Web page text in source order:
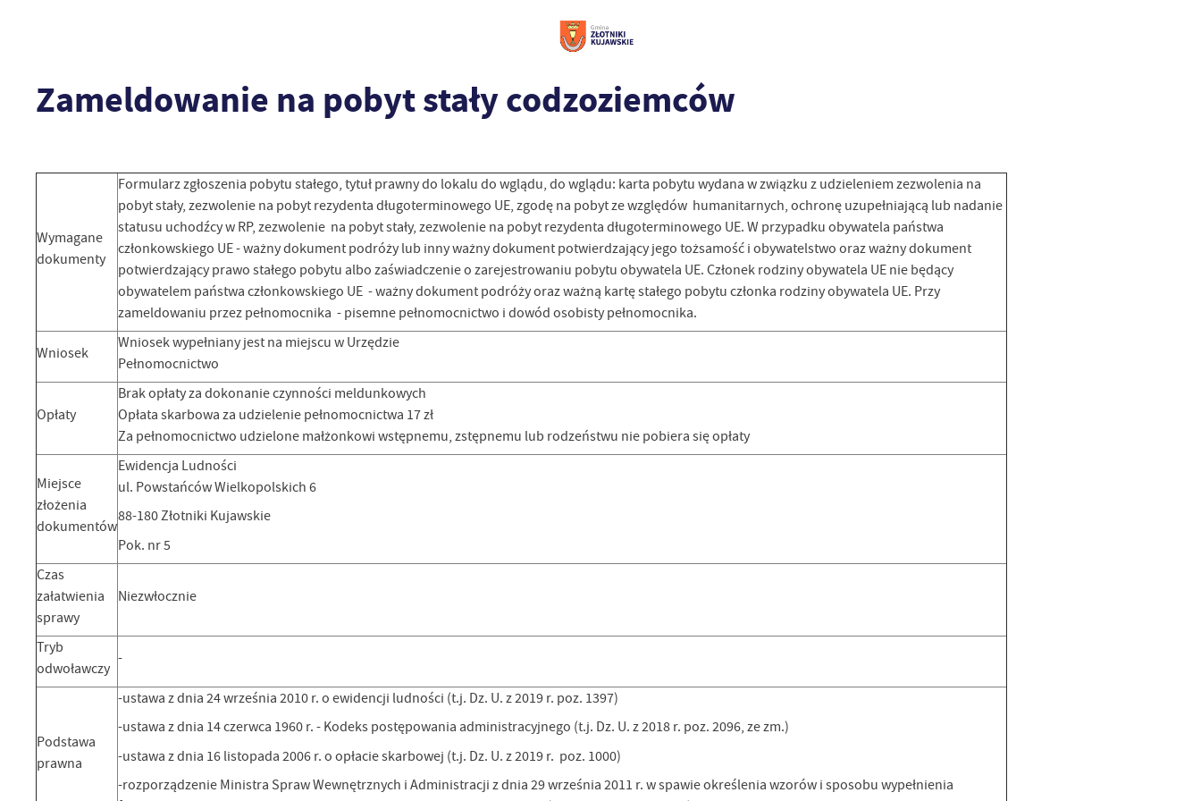
Zameldowanie na pobyt stały codzoziemców
Wymagane
dokumenty
Formularz zgłoszenia pobytu stałego, tytuł prawny do lokalu do wglądu, do wglądu: karta pobytu wydana w związku z udzieleniem zezwolenia na
pobyt stały, zezwolenie na pobyt rezydenta długoterminowego UE, zgodę na pobyt ze względów humanitarnych, ochronę uzupełniającą lub nadanie
statusu uchodźcy w RP, zezwolenie na pobyt stały, zezwolenie na pobyt rezydenta długoterminowego UE. W przypadku obywatela państwa
członkowskiego UE - ważny dokument podróży lub inny ważny dokument potwierdzający jego tożsamość i obywatelstwo oraz ważny dokument
potwierdzający prawo stałego pobytu albo zaświadczenie o zarejestrowaniu pobytu obywatela UE. Członek rodziny obywatela UE nie będący
obywatelem państwa członkowskiego UE - ważny dokument podróży oraz ważną kartę stałego pobytu członka rodziny obywatela UE. Przy
zameldowaniu przez pełnomocnika - pisemne pełnomocnictwo i dowód osobisty pełnomocnika.
Wniosek
Wniosek wypełniany jest na miejscu w Urzędzie
Pełnomocnictwo
Opłaty
Brak opłaty za dokonanie czynności meldunkowych
Opłata skarbowa za udzielenie pełnomocnictwa 17 zł
Za pełnomocnictwo udzielone małżonkowi wstępnemu, zstępnemu lub rodzeństwu nie pobiera się opłaty
Miejsce
złożenia
dokumentów
Ewidencja Ludności
ul. Powstańców Wielkopolskich 6
88-180 Złotniki Kujawskie
Pok. nr 5
Czas
załatwienia
sprawy
Niezwłocznie
Tryb
odwoławczy
-
Podstawa
prawna
-ustawa z dnia 24 września 2010 r. o ewidencji ludności (t.j. Dz. U. z 2019 r. poz. 1397)
-ustawa z dnia 14 czerwca 1960 r. - Kodeks postępowania administracyjnego (t.j. Dz. U. z 2018 r. poz. 2096, ze zm.)
-ustawa z dnia 16 listopada 2006 r. o opłacie skarbowej (t.j. Dz. U. z 2019 r. poz. 1000)
-rozporządzenie Ministra Spraw Wewnętrznych i Administracji z dnia 29 września 2011 r. w spawie określenia wzorów i sposobu wypełnienia